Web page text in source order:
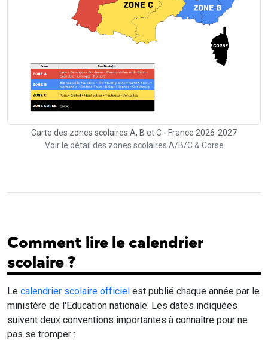
Carte des zones scolaires A, B et C - France 2026-2027
Voir le détail des zones scolaires A/B/C & Corse
Comment lire le calendrier
scolaire ?
Le calendrier scolaire officiel est publié chaque année par le
ministère de l'Education nationale. Les dates indiquées
suivent deux conventions importantes à connaître pour ne
pas se tromper :